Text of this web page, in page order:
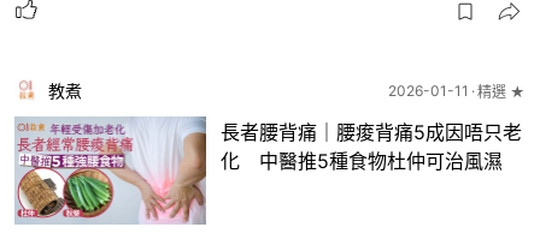
教煮 2026-01-11 精選 ★
長者腰背痛｜腰痠背痛5成因唔只老
化 中醫推5種食物杜仲可治風濕